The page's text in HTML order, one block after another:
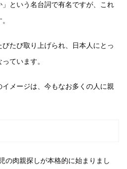
」という名台詞で有名ですが、これ
たび取り上げられ、日本人にとっ
ています。
メージは、今もなお多くの人に親
の肉親探しが本格的に始まりまし